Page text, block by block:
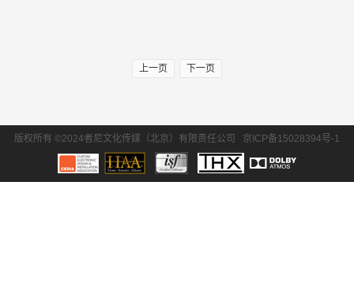
上一页 下一页
版权所有 ©2024者尼文化传媒（北京）有限责任公司 京ICP备15028394号-1